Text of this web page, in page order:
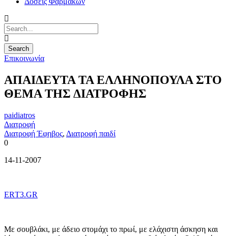
Επικοινωνία
ΑΠΑΙΔΕΥΤΑ ΤΑ ΕΛΛΗΝΟΠΟΥΛΑ ΣΤΟ
ΘΕΜΑ ΤΗΣ ΔΙΑΤΡΟΦΗΣ
paidiatros
Διατροφή
Διατροφή Έφηβος, Διατροφή παιδί
0
14-11-2007
ΕRΤ3.GR
Με σουβλάκι, με άδειο στομάχι το πρωί, με ελάχιστη άσκηση και